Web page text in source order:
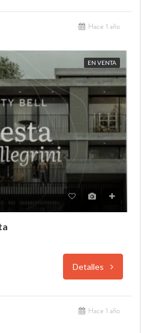
Hace 1 año
EN VENTA
Detalles
Hace 1 año